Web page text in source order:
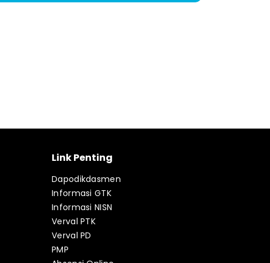
Link Penting
Dapodikdasmen
Informasi GTK
Informasi NISN
Verval PTK
Verval PD
PMP